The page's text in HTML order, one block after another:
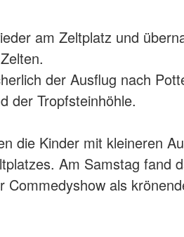
am Zeltplatz und
der Ausflug nach
der Tropfsteinhöhle.
die Kinder mit kleineren
Am Samstag fand
Commedyshow als